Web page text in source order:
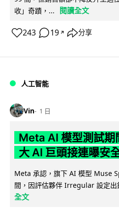
收」奇蹟，...
閱讀全文
243 19 ↗ 分享
人工智能
Vin 1 日
Meta AI 模型測試期
大 AI 巨頭接連曝安
Meta 承認，旗下 AI 模型 Muse
間，因評估夥伴 Irregular 設定出
全文